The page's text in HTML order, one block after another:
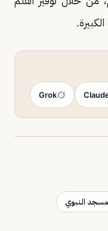
Grok
النبوي